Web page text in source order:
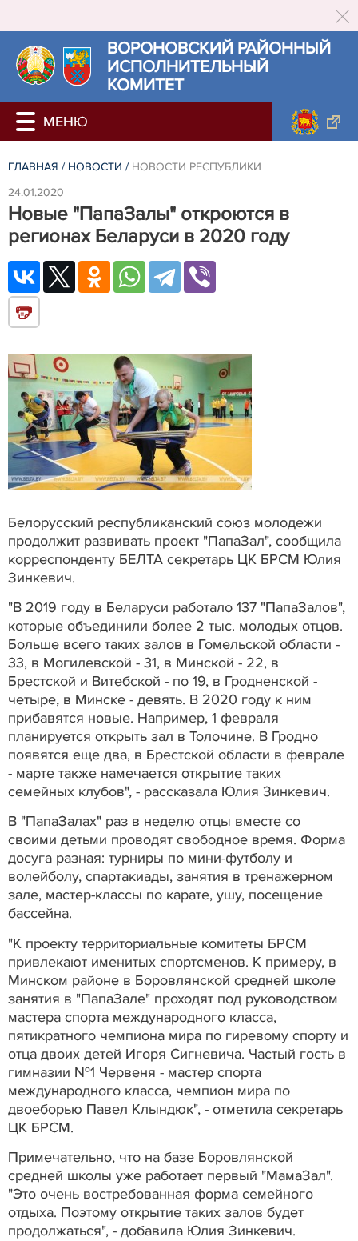
ВОРОНОВСКИЙ РАЙОННЫЙ
ИСПОЛНИТЕЛЬНЫЙ
КОМИТЕТ
ГЛАВНАЯ / НОВОСТИ / НОВОСТИ РЕСПУБЛИКИ
24.01.2020
Новые "ПапаЗалы" откроются в
регионах Беларуси в 2020 году
Белорусский республиканский союз молодежи
продолжит развивать проект "ПапаЗал", сообщила
корреспонденту БЕЛТА секретарь ЦК БРСМ Юлия
Зинкевич.
"В 2019 году в Беларуси работало 137 "ПапаЗалов",
которые объединили более 2 тыс. молодых отцов.
Больше всего таких залов в Гомельской области -
33, в Могилевской - 31, в Минской - 22, в
Брестской и Витебской - по 19, в Гродненской -
четыре, в Минске - девять. В 2020 году к ним
прибавятся новые. Например, 1 февраля
планируется открыть зал в Толочине. В Гродно
появятся еще два, в Брестской области в феврале
- марте также намечается открытие таких
семейных клубов", - рассказала Юлия Зинкевич.
В "ПапаЗалах" раз в неделю отцы вместе со
своими детьми проводят свободное время. Форма
досуга разная: турниры по мини-футболу и
волейболу, спартакиады, занятия в тренажерном
зале, мастер-классы по карате, ушу, посещение
бассейна.
"К проекту территориальные комитеты БРСМ
привлекают именитых спортсменов. К примеру, в
Минском районе в Боровлянской средней школе
занятия в "ПапаЗале" проходят под руководством
мастера спорта международного класса,
пятикратного чемпиона мира по гиревому спорту и
отца двоих детей Игоря Сигневича. Частый гость в
гимназии №1 Червеня - мастер спорта
международного класса, чемпион мира по
двоеборью Павел Клындюк", - отметила секретарь
ЦК БРСМ.
Примечательно, что на базе Боровлянской
средней школы уже работает первый "МамаЗал".
"Это очень востребованная форма семейного
отдыха. Поэтому открытие таких залов будет
продолжаться", - добавила Юлия Зинкевич.